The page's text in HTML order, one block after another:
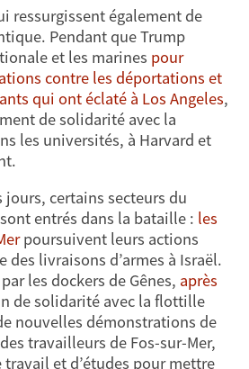
ressurgissent également de
Pendant que Trump
et les marines pour
contre les déportations et
qui ont éclaté à Los Angeles,
de solidarité avec la
les universités, à Harvard et
certains secteurs du
entrés dans la bataille : les
poursuivent leurs actions
des livraisons d’armes à Israël.
les dockers de Gênes, après
de solidarité avec la flottille
nouvelles démonstrations de
travailleurs de Fos-sur-Mer,
et d’études pour mettre